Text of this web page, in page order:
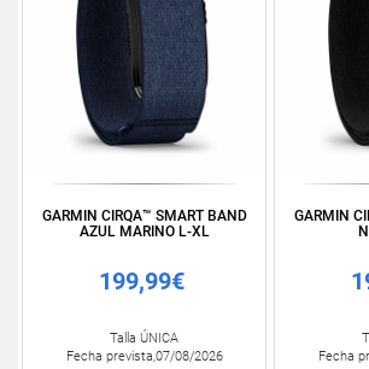
GARMIN CIRQA™ SMART BAND
AZUL MARINO L-XL
199,99€
Talla ÚNICA
Fecha prevista,07/08/2026
GARMIN
Fecha